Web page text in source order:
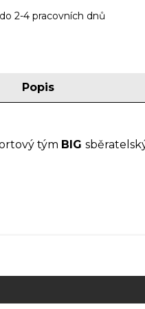
2-4 pracovních dnů
Popis
tým BIG